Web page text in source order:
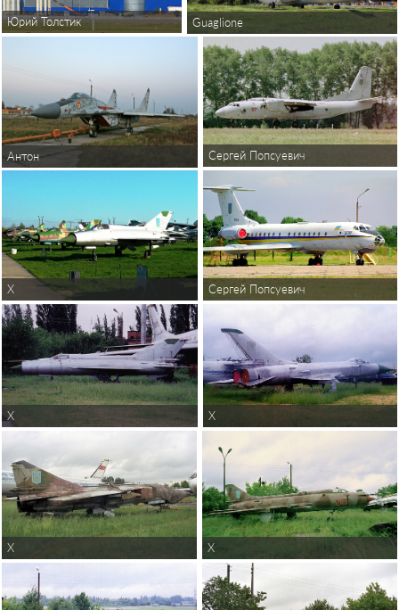
Юрий Толстик Guaglione
Антон Сергей Попсуевич
X Сергей Попсуевич
X X
X X